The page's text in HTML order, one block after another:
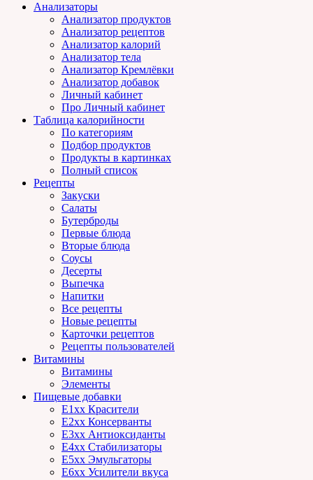
Анализаторы
Анализатор продуктов
Анализатор рецептов
Анализатор калорий
Анализатор тела
Анализатор Кремлёвки
Анализатор добавок
Личный кабинет
Про Личный кабинет
Таблица калорийности
По категориям
Подбор продуктов
Продукты в картинках
Полный список
Рецепты
Закуски
Салаты
Бутерброды
Первые блюда
Вторые блюда
Соусы
Десерты
Выпечка
Напитки
Все рецепты
Новые рецепты
Карточки рецептов
Рецепты пользователей
Витамины
Витамины
Элементы
Пищевые добавки
E1xx Красители
E2xx Консерванты
E3xx Антиоксиданты
E4xx Стабилизаторы
E5xx Эмульгаторы
E6xx Усилители вкуса